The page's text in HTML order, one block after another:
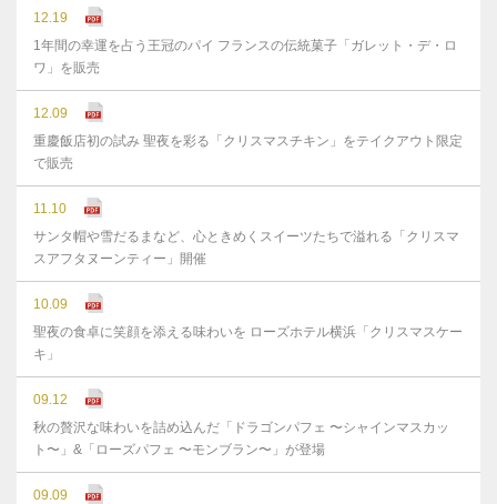
12.19
1年間の幸運を占う王冠のパイ フランスの伝統菓子「ガレット・デ・ロ
ワ」を販売
12.09
重慶飯店初の試み 聖夜を彩る「クリスマスチキン」をテイクアウト限定
で販売
11.10
サンタ帽や雪だるまなど、心ときめくスイーツたちで溢れる「クリスマ
スアフタヌーンティー」開催
10.09
聖夜の食卓に笑顔を添える味わいを ローズホテル横浜「クリスマスケー
キ」
09.12
秋の贅沢な味わいを詰め込んだ「ドラゴンパフェ 〜シャインマスカッ
ト〜」&「ローズパフェ 〜モンブラン〜」が登場
09.09